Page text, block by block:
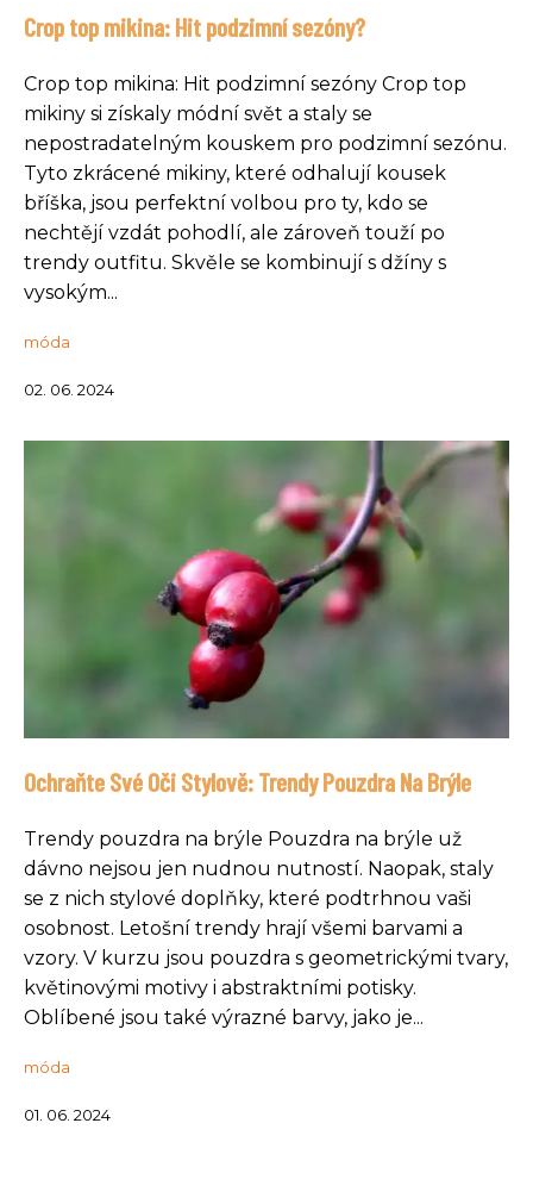
Crop top mikina: Hit podzimní sezóny?
Crop top mikina: Hit podzimní sezóny Crop top
mikiny si získaly módní svět a staly se
nepostradatelným kouskem pro podzimní sezónu.
Tyto zkrácené mikiny, které odhalují kousek
bříška, jsou perfektní volbou pro ty, kdo se
nechtějí vzdát pohodlí, ale zároveň touží po
trendy outfitu. Skvěle se kombinují s džíny s
vysokým...
móda
02. 06. 2024
Ochraňte Své Oči Stylově: Trendy Pouzdra Na Brýle
Trendy pouzdra na brýle Pouzdra na brýle už
dávno nejsou jen nudnou nutností. Naopak, staly
se z nich stylové doplňky, které podtrhnou vaši
osobnost. Letošní trendy hrají všemi barvami a
vzory. V kurzu jsou pouzdra s geometrickými tvary,
květinovými motivy i abstraktními potisky.
Oblíbené jsou také výrazné barvy, jako je...
móda
01. 06. 2024